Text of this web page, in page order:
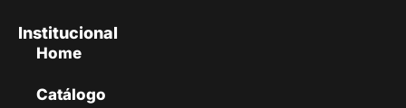
Institucional
Home
Catálogo